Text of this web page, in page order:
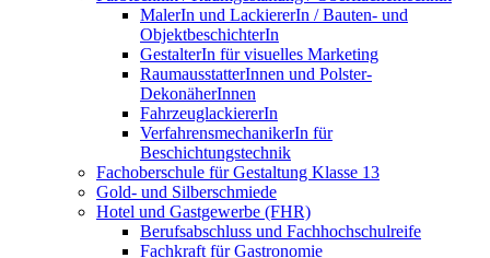
MalerIn und LackiererIn / Bauten- und
ObjektbeschichterIn
GestalterIn für visuelles Marketing
RaumausstatterInnen und Polster-
DekonäherInnen
FahrzeuglackiererIn
VerfahrensmechanikerIn für
Beschichtungstechnik
Fachoberschule für Gestaltung Klasse 13
Gold- und Silberschmiede
Hotel und Gastgewerbe (FHR)
Berufsabschluss und Fachhochschulreife
Fachkraft für Gastronomie